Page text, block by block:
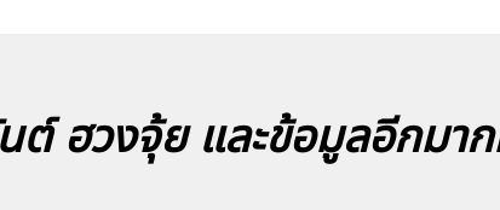
ต์ ฮวงจุ้ย และข้อมูลอีกมา